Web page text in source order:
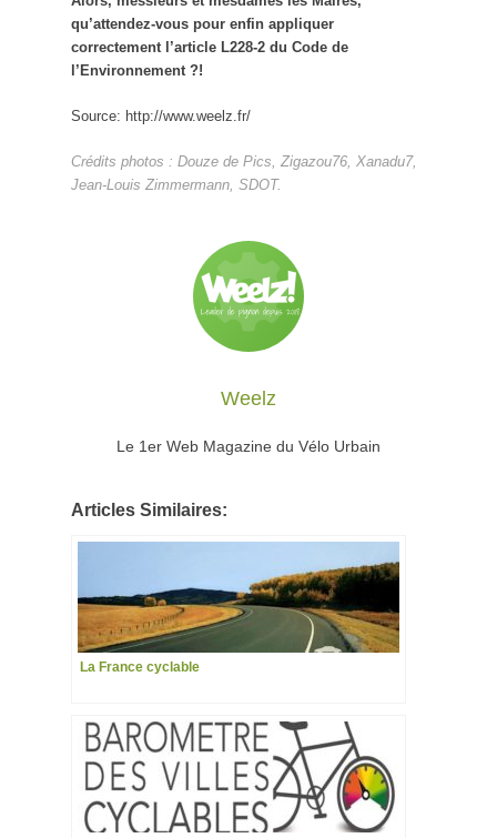
qu’attendez-vous pour enfin appliquer
correctement l’article L228-2 du Code de
l’Environnement ?!
Source: http://www.weelz.fr/
Crédits photos : Douze de Pics, Zigazou76, Xanadu7,
Jean-Louis Zimmermann, SDOT.
Weelz
Le 1er Web Magazine du Vélo Urbain
Articles Similaires:
La France cyclable